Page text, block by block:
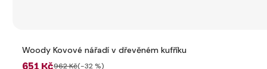
Woody Kovové nářadí v dřevěném kufříku
962 Kč(-32 %)